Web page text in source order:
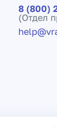
8 (800)
(Отдел